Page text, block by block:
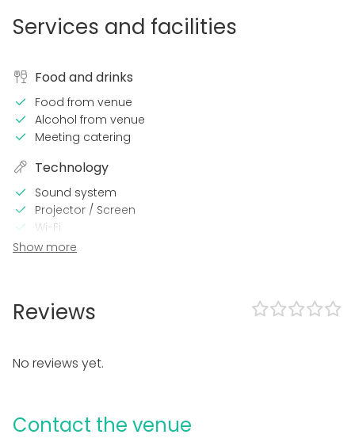
Services and facilities
Food and drinks
Food from venue
Alcohol from venue
Meeting catering
Technology
Sound system
Projector / Screen
Wi-Fi
Video conferencing equipment
Outdoor area
Wheelchair accessible
Equipment
Note-taking material
Show more
Reviews
No reviews yet.
Contact the venue